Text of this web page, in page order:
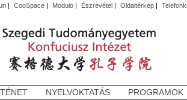
| CooSpace| Modulo| Észrevétel| Oldaltérkép|
NYELVOKTATÁS PROGRAMOK